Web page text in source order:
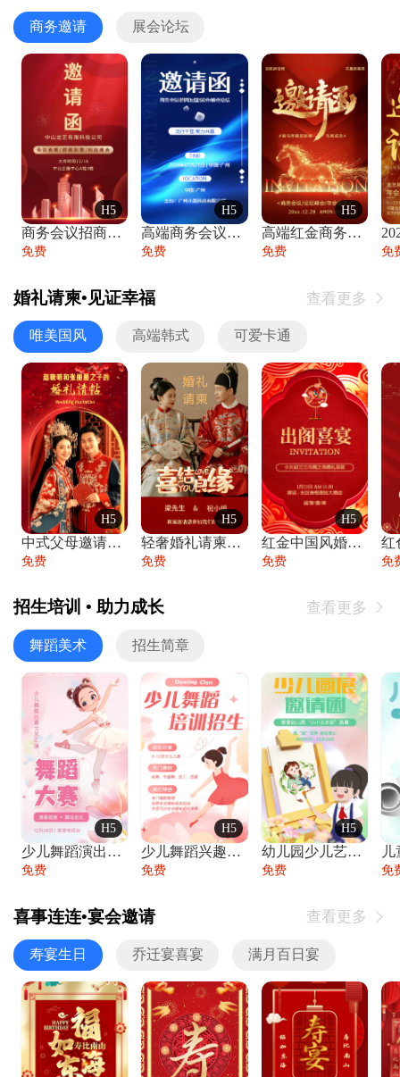
商务邀请 展会论坛
H5
商务会议招商展会科技峰会邀请函年会邀请
免费
H5
高端商务会议招商加盟展会峰会论坛邀请函
免费
H5
高端红金商务会议年会年终盛典答谢邀请函
免费 免
婚礼请柬•见证幸福 查看更多 
唯美国风 高端韩式 可爱卡通
H5
中式父母邀请函婚礼结婚请柬请贴父母邀请方
免费
H5
轻奢婚礼请柬婚礼邀请函结婚照请帖
免费
H5
红金中国风婚礼请柬出阁喜宴嫁女请帖出阁宴
免费 免
招生培训 • 助力成长 查看更多 
舞蹈美术 招生简章
H5
少儿舞蹈演出舞蹈比赛跳舞大赛文艺汇演活动
免费
H5
少儿舞蹈兴趣班艺术培训学校招生宣传
免费
H5
幼儿园少儿艺术展览绘画展摄影作品展美术展
免费 免
喜事连连•宴会邀请 查看更多 
寿宴生日 乔迁宴喜宴 满月百日宴